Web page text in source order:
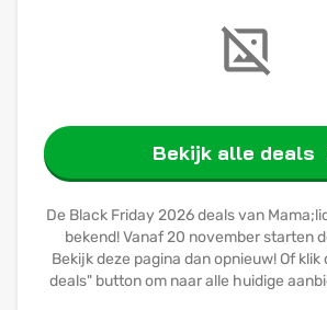
Bekijk alle deals
De Black Friday 2026 deals van
bekend! Vanaf 20 november starten
Bekijk deze pagina dan opnieuw! Of klik
deals" button om naar alle huidige